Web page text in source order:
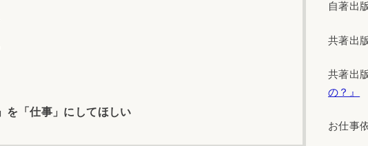
を「仕事」にしてほしい
自著出
共著出
共著出
の？』
お仕事